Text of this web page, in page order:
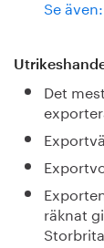
Se
Det
räknat